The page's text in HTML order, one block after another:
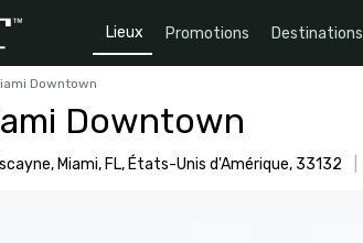
Lieux Promotions Destinations
Downtown
Downtown
Miami, FL, États-Unis d'Amérique, 33132